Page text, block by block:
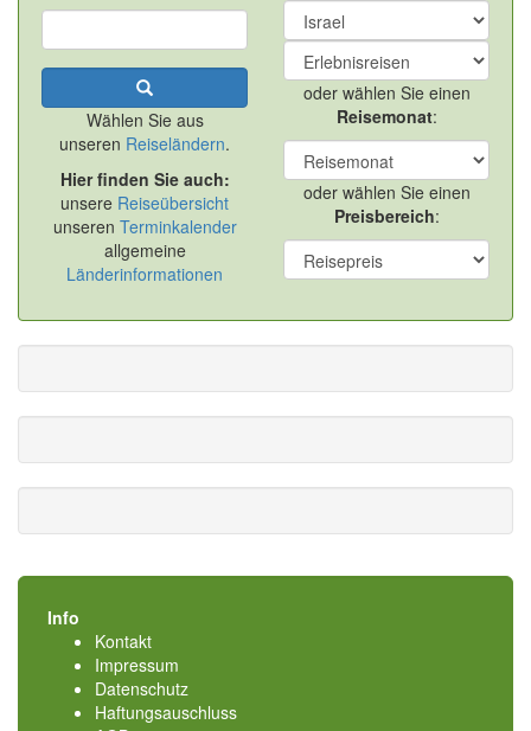
Wählen Sie aus
unseren Reiseländern.
Hier finden Sie auch:
unsere Reiseübersicht
unseren Terminkalender
allgemeine
Länderinformationen
oder wählen Sie einen
Reisemonat:
oder wählen Sie einen
Preisbereich:
Info
Kontakt
Impressum
Datenschutz
Haftungsauschluss